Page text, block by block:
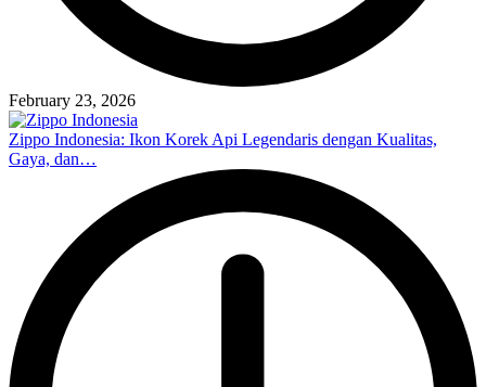
February 23, 2026
Zippo Indonesia: Ikon Korek Api Legendaris dengan Kualitas,
Gaya, dan…